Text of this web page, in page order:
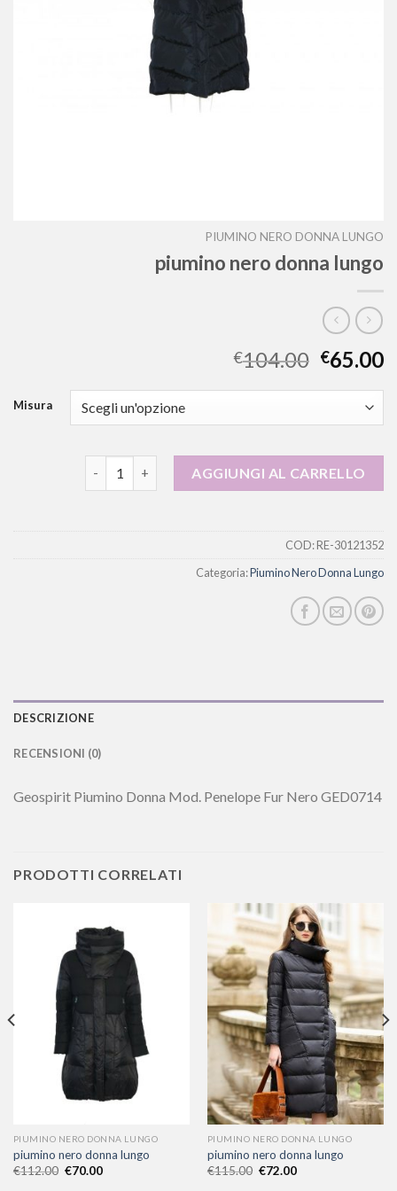
PIUMINO NERO DONNA LUNGO
piumino nero donna lungo
€104.00 €65.00
Misura
AGGIUNGI AL CARRELLO
COD:RE-30121352
Categoria:Piumino Nero Donna Lungo
DESCRIZIONE
RECENSIONI (0)
Geospirit Piumino Donna Mod. Penelope Fur Nero GED0714
PRODOTTI CORRELATI
PIUMINO NERO DONNA LUNGO
piumino nero donna lungo
€112.00 €70.00
PIUMINO NERO DONNA LUNGO
piumino nero donna lungo
€115.00 €72.00